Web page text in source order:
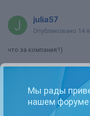
julia57
Опубликовано 14
что за компания?)
HotSuzi
Опубликовано 14
Мы рады
нашем